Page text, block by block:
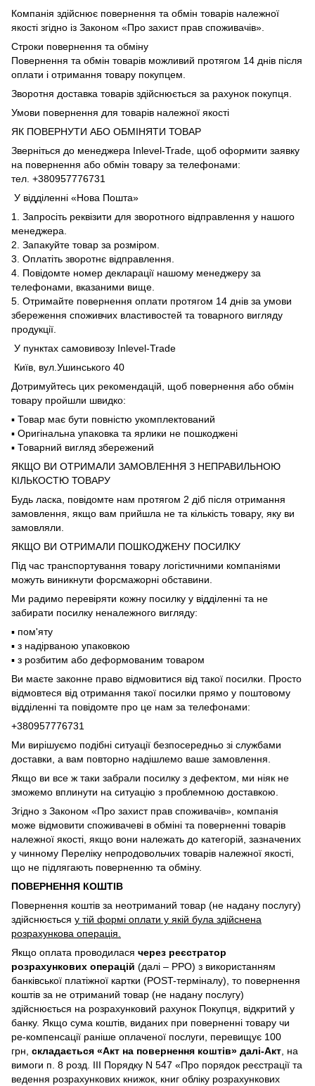
Компанія здійснює повернення та обмін товарів належної
якості згідно із Законом «Про захист прав споживачів».
Строки повернення та обміну
Повернення та обмін товарів можливий протягом 14 днів після
оплати і отримання товару покупцем.
Зворотня доставка товарів здійснюється за рахунок покупця.
Умови повернення для товарів належної якості
ЯК ПОВЕРНУТИ АБО ОБМІНЯТИ ТОВАР
Зверніться до менеджера Inlevel-Trade, щоб оформити заявку
на повернення або обмін товару за телефонами:
тел. +380957776731
У відділенні «Нова Пошта»
1. Запросіть реквізити для зворотного відправлення у нашого
менеджера.
2. Запакуйте товар за розміром.
3. Оплатіть зворотнє відправлення.
4. Повідомте номер декларації нашому менеджеру за
телефонами, вказаними вище.
5. Отримайте повернення оплати протягом 14 днів за умови
збереження споживчих властивостей та товарного вигляду
продукції.
У пунктах самовивозу Inlevel-Trade
Київ, вул.Ушинського 40
Дотримуйтесь цих рекомендацій, щоб повернення або обмін
товару пройшли швидко:
▪️ Товар має бути повністю укомплектований
▪️ Оригінальна упаковка та ярлики не пошкоджені
▪️ Товарний вигляд збережений
ЯКЩО ВИ ОТРИМАЛИ ЗАМОВЛЕННЯ З НЕПРАВИЛЬНОЮ
КІЛЬКОСТЮ ТОВАРУ
Будь ласка, повідомте нам протягом 2 діб після отримання
замовлення, якщо вам прийшла не та кількість товару, яку ви
замовляли.
ЯКЩО ВИ ОТРИМАЛИ ПОШКОДЖЕНУ ПОСИЛКУ
Під час транспортування товару логістичними компаніями
можуть виникнути форсмажорні обставини.
Ми радимо перевіряти кожну посилку у відділенні та не
забирати посилку неналежного вигляду:
▪️ пом'яту
▪️ з надірваною упаковкою
▪️ з розбитим або деформованим товаром
Ви маєте законне право відмовитися від такої посилки. Просто
відмовтеся від отримання такої посилки прямо у поштовому
відділенні та повідомте про це нам за телефонами:
+380957776731
Ми вирішуємо подібні ситуації безпосередньо зі службами
доставки, а вам повторно надішлемо ваше замовлення.
Якщо ви все ж таки забрали посилку з дефектом, ми ніяк не
зможемо вплинути на ситуацію з проблемною доставкою.
Згідно з Законом «Про захист прав споживачів», компанія
може відмовити споживачеві в обміні та поверненні товарів
належної якості, якщо вони належать до категорій, зазначених
у чинному Переліку непродовольчих товарів належної якості,
що не підлягають поверненню та обміну.
ПОВЕРНЕННЯ КОШТІВ
Повернення коштів за неотриманий товар (не надану послугу)
здійснюється у тій формі оплати у якій була здійснена
розрахункова операція.
Якщо оплата проводилася через реєстратор
розрахункових операцій (далі – РРО) з використанням
банківської платіжної картки (POST-терміналу), то повернення
коштів за не отриманий товар (не надану послугу)
здійснюється на розрахунковий рахунок Покупця, відкритий у
банку. Якщо сума коштів, виданих при поверненні товару чи
ре-компенсації раніше оплаченої послуги, перевищує 100
грн, складається «Акт на повернення коштів» далі-Акт, на
вимоги п. 8 розд. III Порядку N 547 «Про порядок реєстрації та
ведення розрахункових книжок, книг обліку розрахункових